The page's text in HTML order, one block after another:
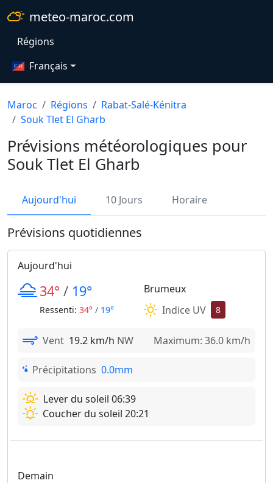
meteo-maroc.com
Régions
Français
Maroc Régions
Rabat-Salé-Kénitra
Souk Tlet El Gharb
Prévisions météorologiques pour
Souk Tlet El Gharb
Aujourd'hui 10 Jours Horaire
Prévisions quotidiennes
Aujourd'hui
34° / 19°
Ressenti: 34° / 19°
Brumeux
Indice UV
8
Vent 19.2 km/h NW Maximum: 36.0 km/h
Précipitations 0.0mm
Lever du soleil 06:39
Coucher du soleil 20:21
Demain